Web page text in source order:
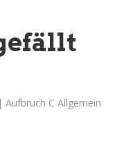
| Aufbruch C Allgemein